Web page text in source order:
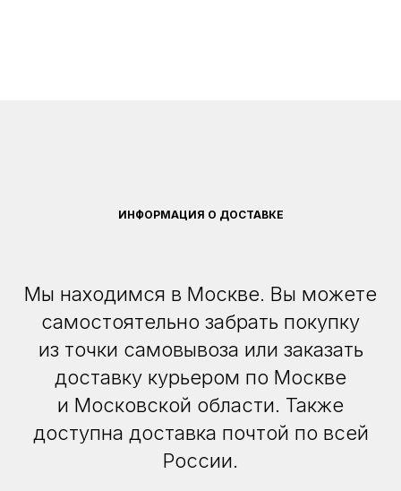
ИНФОРМАЦИЯ О ДОСТАВКЕ
Мы находимся в Москве. Вы можете
самостоятельно забрать покупку
из точки самовывоза или заказать
доставку курьером по Москве
и Московской области. Также
доступна доставка почтой по всей
России.